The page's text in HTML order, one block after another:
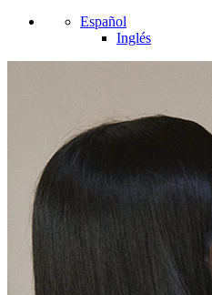
Español
Inglés